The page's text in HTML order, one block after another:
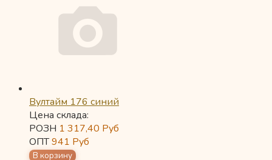
Вултайм 176 синий
Цена склада:
РОЗН 1 317,40 Руб
ОПТ941 Руб